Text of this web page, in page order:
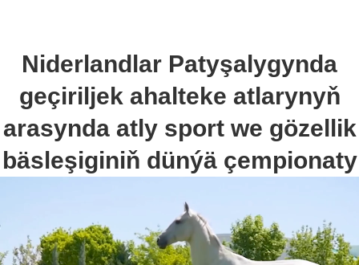
Niderlandlar Patyşalygynda
geçiriljek ahalteke atlarynyň
arasynda atly sport we gözellik
bäsleşiginiň dünýä çempionaty